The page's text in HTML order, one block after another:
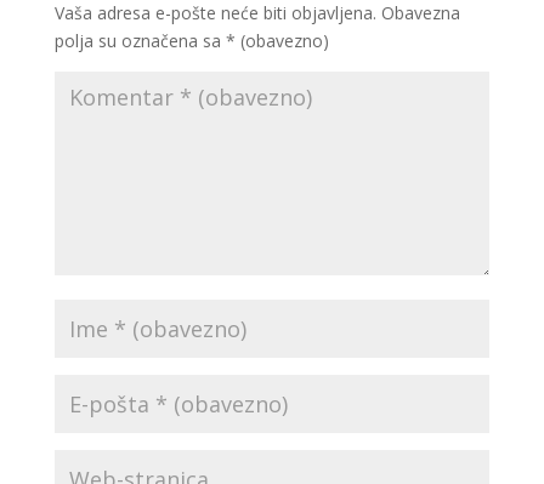
Vaša adresa e-pošte neće biti objavljena. Obavezna
polja su označena sa * (obavezno)